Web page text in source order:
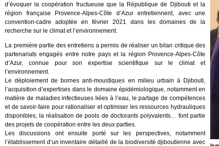
d’évoquer la coopération fructueuse que la République de Djibouti et la
région française Provence-Alpes-Côte d’Azur entretiennent, avec une
convention-cadre adoptée en février 2021 dans les domaines de la
recherche sur le climat et l’environnement.
La première partie des entretiens a permis de réaliser un bilan critique des
partenariats engagés entre notre pays et la région Provence-Alpes-Côte
d’Azur, connue pour son expertise scientifique sur le climat et
l’environnement.
Le déploiement de bornes anti-moustiques en milieu urbain à Djibouti,
l’acquisition d’expertises dans le domaine épidémiologique, notamment en
matière de maladies infectieuses liées à l’eau, le partage de compétences
et de savoir-faire pour rationaliser et optimiser les ressources hydrauliques
disponibles, la réalisation de pools de doctorants polyvalents… font partie
des projets de coopération entre les deux parties.
Les discussions ont ensuite porté sur les perspectives, notamment
l’établissement d’un inventaire détaillé de la biodiversité djiboutienne avec